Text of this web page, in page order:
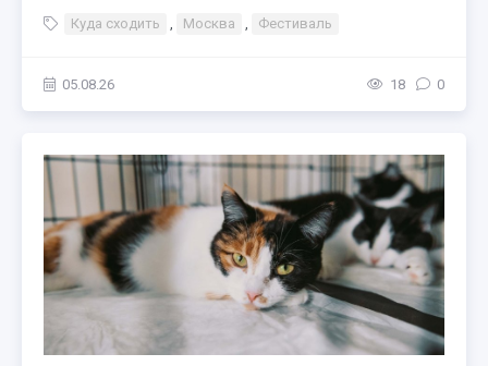
Куда сходить , Москва , Фестиваль
05.08.26 18 0